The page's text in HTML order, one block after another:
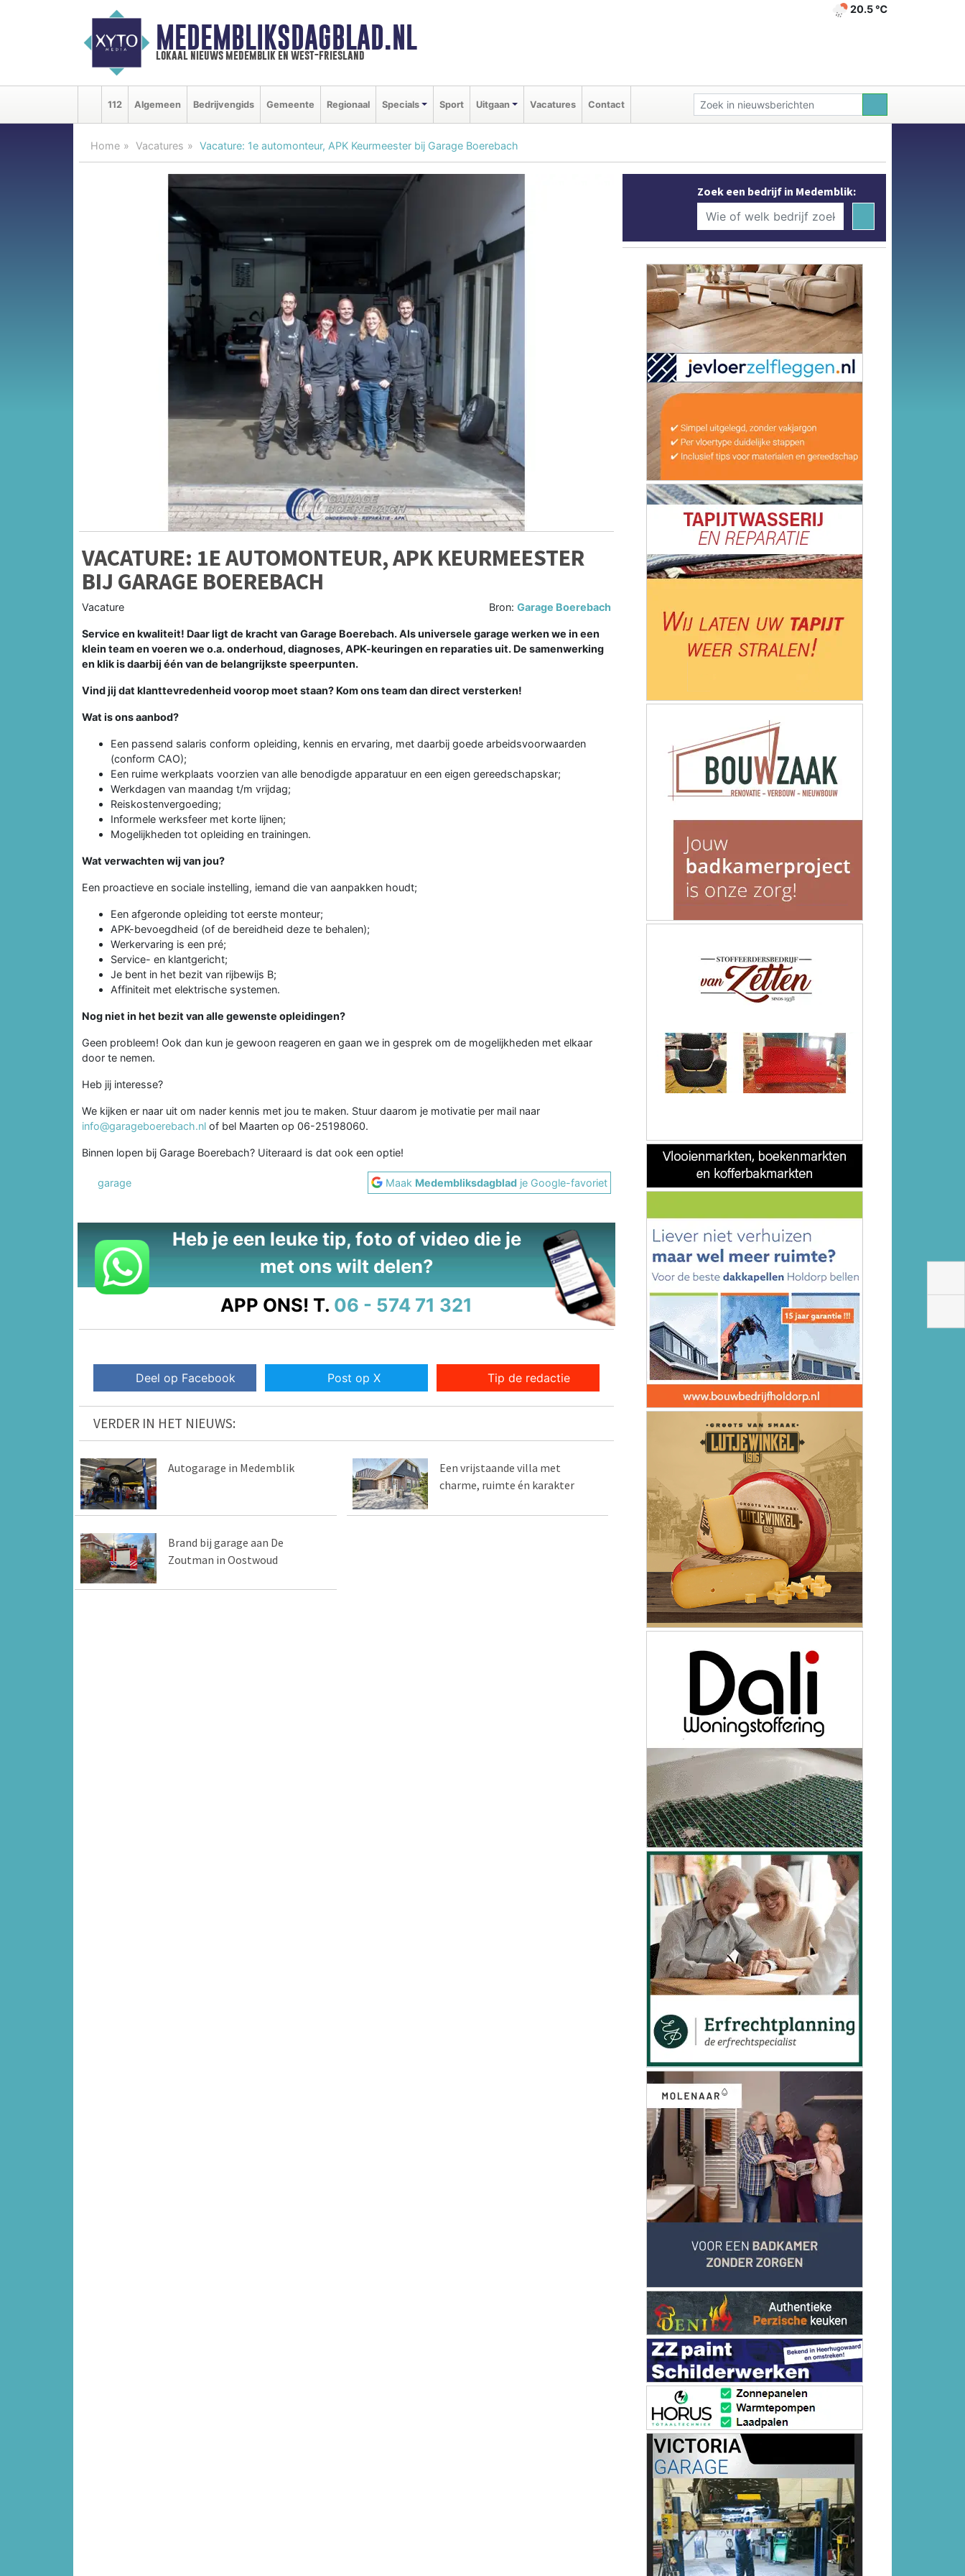
MEDEMBLIKSDAGBLAD.NL
lokaal nieuws medemblik en west-friesland
20.5 ℃
112 Algemeen Bedrijvengids Gemeente Regionaal Specials Sport Uitgaan Vacatures Contact
Home Vacatures Vacature: 1e automonteur, APK Keurmeester bij Garage Boerebach
VACATURE: 1E AUTOMONTEUR, APK KEURMEESTER
BIJ GARAGE BOEREBACH
Vacature Bron:Garage Boerebach
Service en kwaliteit! Daar ligt de kracht van Garage Boerebach. Als universele garage werken we in een
klein team en voeren we o.a. onderhoud, diagnoses, APK-keuringen en reparaties uit. De samenwerking
en klik is daarbij één van de belangrijkste speerpunten.
Vind jij dat klanttevredenheid voorop moet staan? Kom ons team dan direct versterken!
Wat is ons aanbod?
Een passend salaris conform opleiding, kennis en ervaring, met daarbij goede arbeidsvoorwaarden
(conform CAO);
Een ruime werkplaats voorzien van alle benodigde apparatuur en een eigen gereedschapskar;
Werkdagen van maandag t/m vrijdag;
Reiskostenvergoeding;
Informele werksfeer met korte lijnen;
Mogelijkheden tot opleiding en trainingen.
Wat verwachten wij van jou?
Een proactieve en sociale instelling, iemand die van aanpakken houdt;
Een afgeronde opleiding tot eerste monteur;
APK-bevoegdheid (of de bereidheid deze te behalen);
Werkervaring is een pré;
Service- en klantgericht;
Je bent in het bezit van rijbewijs B;
Affiniteit met elektrische systemen.
Nog niet in het bezit van alle gewenste opleidingen?
Geen probleem! Ook dan kun je gewoon reageren en gaan we in gesprek om de mogelijkheden met elkaar
door te nemen.
Heb jij interesse?
We kijken er naar uit om nader kennis met jou te maken. Stuur daarom je motivatie per mail naar
info@garageboerebach.nl of bel Maarten op 06-25198060.
Binnen lopen bij Garage Boerebach? Uiteraard is dat ook een optie!
garage Maak Medembliksdagblad je Google-favoriet
Heb je een leuke tip, foto of video die je
met ons wilt delen?
APP ONS! T. 06 - 574 71 321
Deel op Facebook Post op X Tip de redactie
VERDER IN HET NIEUWS:
Autogarage in Medemblik
Een vrijstaande villa met
charme, ruimte én karakter
Brand bij garage aan De
Zoutman in Oostwoud
Zoek een bedrijf in Medemblik: